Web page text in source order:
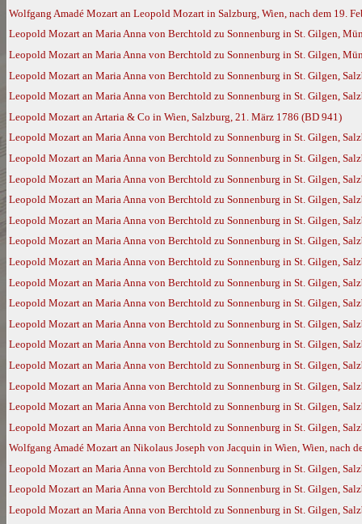
Wolfgang Amadé Mozart an Leopold Mozart in Salzburg, Wien, nach dem 19.
Leopold Mozart an Maria Anna von Berchtold zu Sonnenburg in St. Gilgen,
Leopold Mozart an Maria Anna von Berchtold zu Sonnenburg in St. Gilgen,
Leopold Mozart an Maria Anna von Berchtold zu Sonnenburg in St. Gilgen,
Leopold Mozart an Maria Anna von Berchtold zu Sonnenburg in St. Gilgen,
Leopold Mozart an Artaria & Co in Wien, Salzburg, 21. März 1786 (BD 941)
Leopold Mozart an Maria Anna von Berchtold zu Sonnenburg in St. Gilgen,
Leopold Mozart an Maria Anna von Berchtold zu Sonnenburg in St. Gilgen,
Leopold Mozart an Maria Anna von Berchtold zu Sonnenburg in St. Gilgen,
Leopold Mozart an Maria Anna von Berchtold zu Sonnenburg in St. Gilgen,
Leopold Mozart an Maria Anna von Berchtold zu Sonnenburg in St. Gilgen,
Leopold Mozart an Maria Anna von Berchtold zu Sonnenburg in St. Gilgen,
Leopold Mozart an Maria Anna von Berchtold zu Sonnenburg in St. Gilgen,
Leopold Mozart an Maria Anna von Berchtold zu Sonnenburg in St. Gilgen,
Leopold Mozart an Maria Anna von Berchtold zu Sonnenburg in St. Gilgen,
Leopold Mozart an Maria Anna von Berchtold zu Sonnenburg in St. Gilgen,
Leopold Mozart an Maria Anna von Berchtold zu Sonnenburg in St. Gilgen,
Leopold Mozart an Maria Anna von Berchtold zu Sonnenburg in St. Gilgen,
Leopold Mozart an Maria Anna von Berchtold zu Sonnenburg in St. Gilgen,
Leopold Mozart an Maria Anna von Berchtold zu Sonnenburg in St. Gilgen,
Leopold Mozart an Maria Anna von Berchtold zu Sonnenburg in St. Gilgen,
Wolfgang Amadé Mozart an Nikolaus Joseph von Jacquin in Wien, Wien, nach
Leopold Mozart an Maria Anna von Berchtold zu Sonnenburg in St. Gilgen,
Leopold Mozart an Maria Anna von Berchtold zu Sonnenburg in St. Gilgen,
Leopold Mozart an Maria Anna von Berchtold zu Sonnenburg in St. Gilgen,